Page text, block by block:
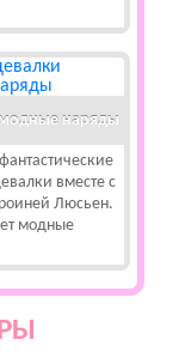
наряды
вместе с
Люсьен.
модные